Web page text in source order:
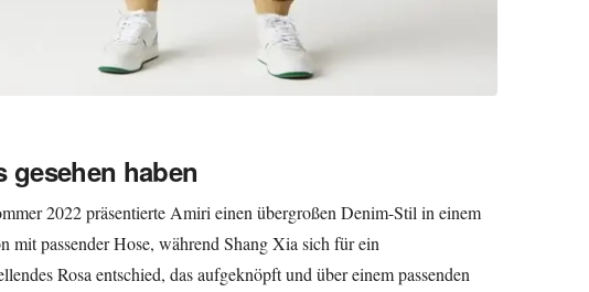
gesehen haben
2022 präsentierte Amiri einen übergroßen Denim-Stil in einem
mit passender Hose, während Shang Xia sich für ein
Rosa entschied, das aufgeknöpft und über einem passenden